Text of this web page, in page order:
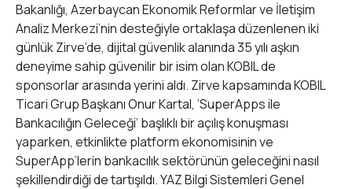
Bakanlığı, Azerbaycan Ekonomik Reformlar ve İletişim
Analiz Merkezi’nin desteğiyle ortaklaşa düzenlenen iki
günlük Zirve’de, dijital güvenlik alanında 35 yılı aşkın
deneyime sahip güvenilir bir isim olan KOBIL de
sponsorlar arasında yerini aldı. Zirve kapsamında KOBIL
Ticari Grup Başkanı Onur Kartal, ‘SuperApps ile
Bankacılığın Geleceği’ başlıklı bir açılış konuşması
yaparken, etkinlikte platform ekonomisinin ve
SuperApp’lerin bankacılık sektörünün geleceğini nasıl
şekillendirdiği de tartışıldı. YAZ Bilgi Sistemleri Genel